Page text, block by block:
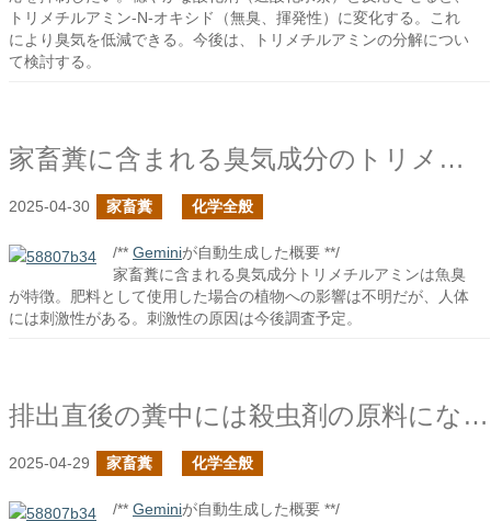
トリメチルアミン-N-オキシド（無臭、揮発性）に変化する。これ
により臭気を低減できる。今後は、トリメチルアミンの分解につい
て検討する。
家畜糞に含まれる臭気成分のトリメチルアミン
2025-04-30 家畜糞 化学全般
/** Geminiが自動生成した概要 **/
家畜糞に含まれる臭気成分トリメチルアミンは魚臭
が特徴。肥料として使用した場合の植物への影響は不明だが、人体
には刺激性がある。刺激性の原因は今後調査予定。
排出直後の糞中には殺虫剤の原料になりそうな臭気化合物が含まれているの続き
2025-04-29 家畜糞 化学全般
/** Geminiが自動生成した概要 **/